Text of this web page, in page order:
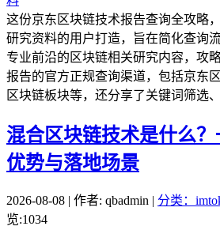
这份京东区块链技术报告查询全攻略
研究资料的用户打造，旨在简化查询
专业前沿的区块链相关研究内容，攻
报告的官方正规查询渠道，包括京东
区块链板块等，还分享了关键词筛选
混合区块链技术是什么？
优势与落地场景
2026-08-08 | 作者: qbadmin | 分类：
览:1034